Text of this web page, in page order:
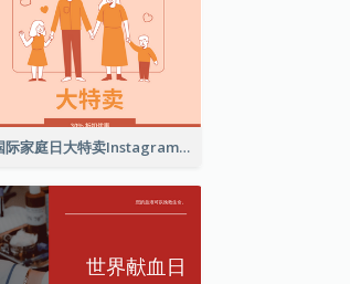
国际家庭日大特卖Instagram帖子